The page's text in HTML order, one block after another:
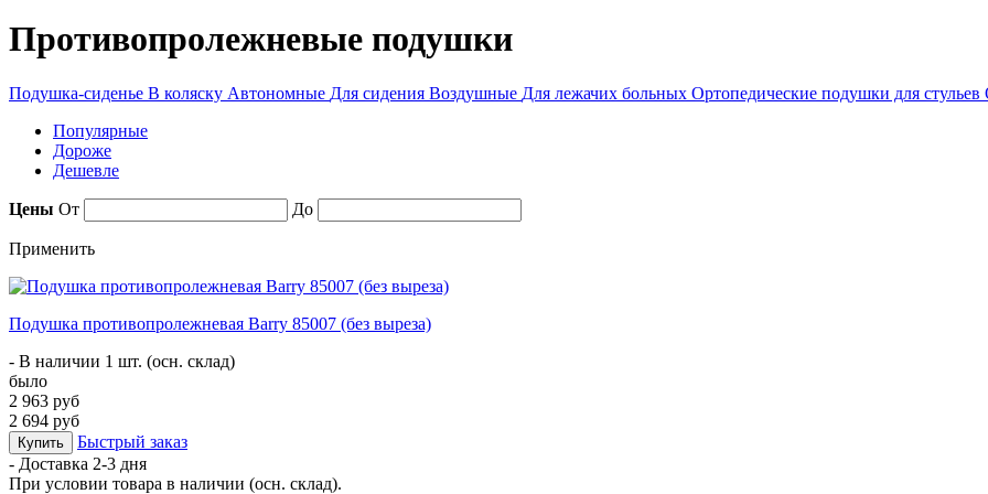
Противопролежневые подушки
Подушка-сиденье В коляску Автономные Для сидения Воздушные Для лежачих больных Ортопедические подушки для стульев
Популярные
Дороже
Дешевле
Цены От До
Применить
Подушка противопролежневая Barry 85007 (без выреза)
- В наличии 1 шт. (осн. склад)
было
2 963 руб
2 694 руб
Купить
Быстрый заказ
- Доставка 2-3 дня
При условии товара в наличии (осн. склад).